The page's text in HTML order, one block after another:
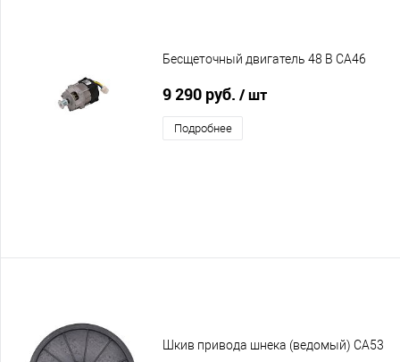
Бесщеточный двигатель 48 В CA46
9 290 руб. / шт
Подробнее
Шкив привода шнека (ведомый) CA53